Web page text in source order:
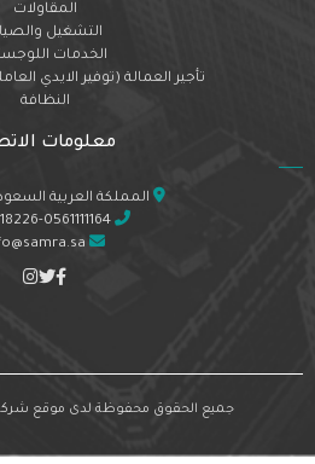
المقاولات
التشغيل
الخدمات
تأجير العمالة (توفير الايدي
النظافة
معلومات
المملكة العربية
0591818226-0561111164
جميع الحقوق محفوظة لدى موقع شركة